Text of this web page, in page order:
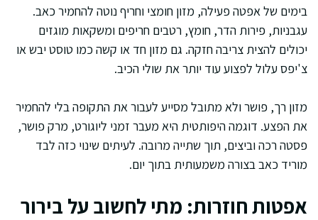
בימים של אפטה פעילה, מזון חומצי וחריף נוטה להחמיר כאב.
עגבניות, פירות הדר, חומץ, רטבים חריפים ומשקאות מוגזים
יכולים להצית צריבה חזקה. גם מזון חד או קשה כמו טוסט יבש או
צ'יפס עלול לפצוע עוד יותר את שולי הכיב.
מזון רך, פושר ולא מתובל מסייע לעבור את התקופה בלי להחמיר
את הפצע. דוגמה היפותטית היא מעבר זמני ליוגורט, מרק פושר,
פסטה רכה וביצים, תוך שתייה מרובה. לעיתים שינוי כזה לבד
מוריד כאב בצורה משמעותית בתוך יום.
אפטות חוזרות: מתי לחשוב על בירור